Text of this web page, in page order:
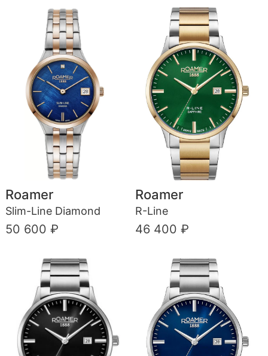
Roamer
Slim-Line Diamond
50 600 ₽
Roamer
R-Line
46 400 ₽